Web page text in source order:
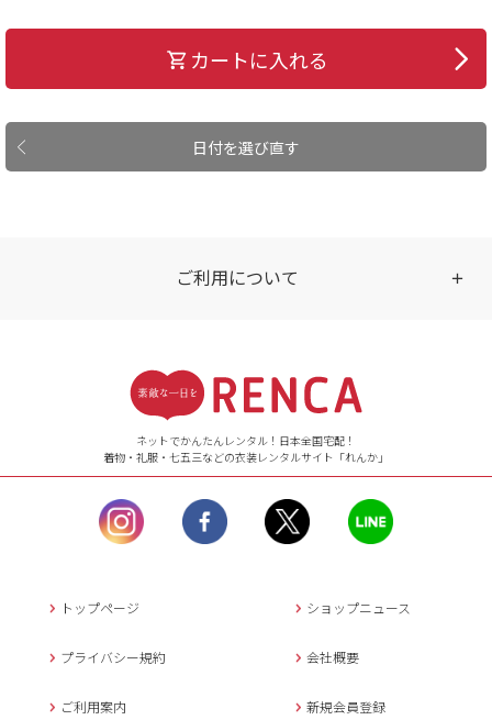
日付を選び直す
カートに入れる
ご利用について
【ご注文（インターネット）】
24時間年中無休
【お問い合わせ窓口（メー
ル）】10:00~17:00
土曜日、日曜日、臨
時休業日を除く。
営業時間外にいただ
返信させていただきま
年末年始、大型連休
ネットでかんたんレンタル！日本全国宅配！
着物・礼服・七五三などの衣装レンタルサイト「れんか」
トップページ ショップニュース
プライバシー規約 会社概要
ご利用案内 新規会員登録